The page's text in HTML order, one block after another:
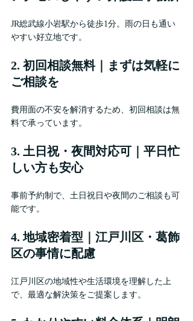
JR総武線小岩駅から徒歩1分。雨の日も通い
やすい好立地です。
2. 初回相談無料｜まずは気軽に
ご相談を
費用面の不安を解消するため、初回相談は無
料で承っています。
3. 土日祝・夜間対応可｜平日忙
しい方も安心
事前予約制で、土日祝日や夜間のご相談も可
能です。
4. 地域密着型｜江戸川区・葛飾
区の事情に配慮
江戸川区の地域性や生活環境を理解した上
で、最適な解決策をご提案します。